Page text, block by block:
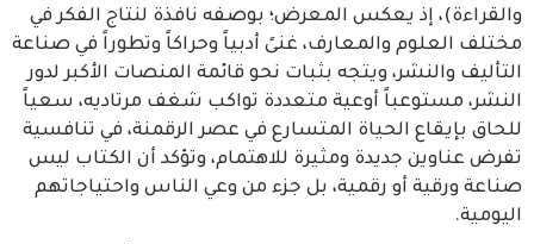
والقراءة)، إذ يعكس المعرض؛ بوصفه نافذة لنتاج الفكر في
مختلف العلوم والمعارف، غنىً أدبياً وحراكاً وتطوراً في صناعة
التأليف والنشر، ويتجه بثبات نحو قائمة المنصات الأكبر لدور
النشر، مستوعباً أوعية متعددة تواكب شغف مرتاديه، سعياً
للحاق بإيقاع الحياة المتسارع في عصر الرقمنة، في تنافسية
تفرض عناوين جديدة ومثيرة للاهتمام، وتؤكد أن الكتاب ليس
صناعة ورقية أو رقمية، بل جزء من وعي الناس واحتياجاتهم
اليومية.